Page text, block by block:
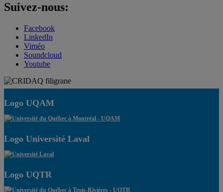
Suivez-nous:
Facebook
LinkedIn
Viméo
Soundcloud
Youtube
Logo UQAM
Logo Université Laval
Logo UQTR